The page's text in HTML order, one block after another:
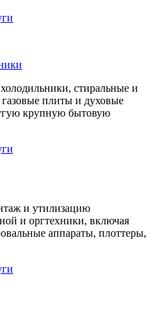
стиральные и
плиты и духовые
крупную бытовую
и утилизацию
и оргтехники, включая
аппараты, плоттеры,